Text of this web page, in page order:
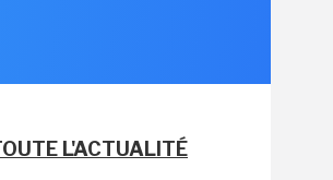
L'ACTUALITÉ